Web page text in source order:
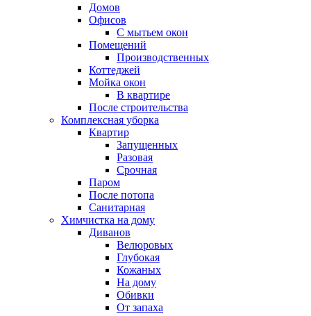
Домов
Офисов
С мытьем окон
Помещений
Производственных
Коттеджей
Мойка окон
В квартире
После строительства
Комплексная уборка
Квартир
Запущенных
Разовая
Срочная
Паром
После потопа
Санитарная
Химчистка на дому
Диванов
Велюровых
Глубокая
Кожаных
На дому
Обивки
От запаха